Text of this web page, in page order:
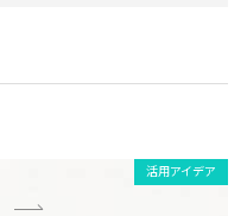
n
活用アイデア